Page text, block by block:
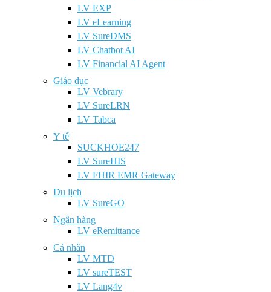
LV EXP
LV eLearning
LV SureDMS
LV Chatbot AI
LV Financial AI Agent
Giáo dục
LV Vebrary
LV SureLRN
LV Tabca
Y tế
SUCKHOE247
LV SureHIS
LV FHIR EMR Gateway
Du lịch
LV SureGO
Ngân hàng
LV eRemittance
Cá nhân
LV MTD
LV sureTEST
LV Lang4v